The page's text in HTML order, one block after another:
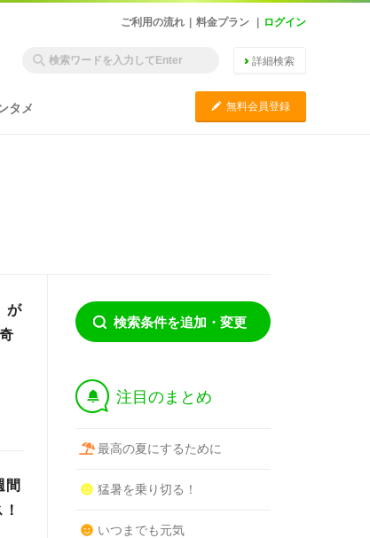
ご利用の流れ 料金プラン ログイン
詳細検索
タメ C 無料会員登録
が
間
検索条件を追加・変更
† 注目のまとめ
最高の夏にするために
猛暑を乗り切る！
いつまでも元気